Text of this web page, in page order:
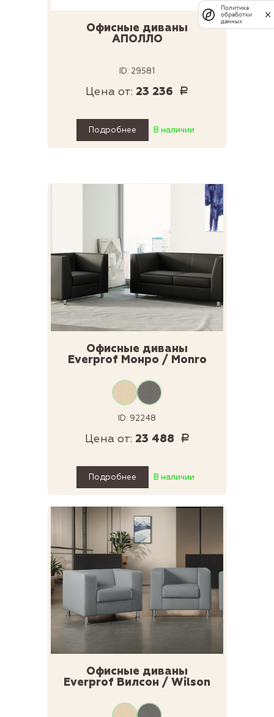
Офисные диваны
АПОЛЛО
ID: 29581
Цена от: 23 236 Р
Подробнее В наличии
Офисные диваны
Everprof Монро / Monro
ID: 92248
Цена от: 23 488 Р
Подробнее В наличии
Офисные диваны
Everprof Вилсон / Wilson
Политика
обработки
данных